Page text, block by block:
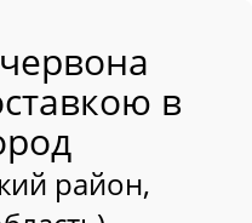
в
район,